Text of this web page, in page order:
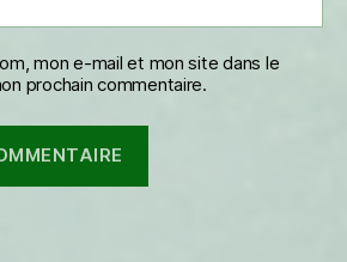
mon e-mail et mon site dans le
prochain commentaire.